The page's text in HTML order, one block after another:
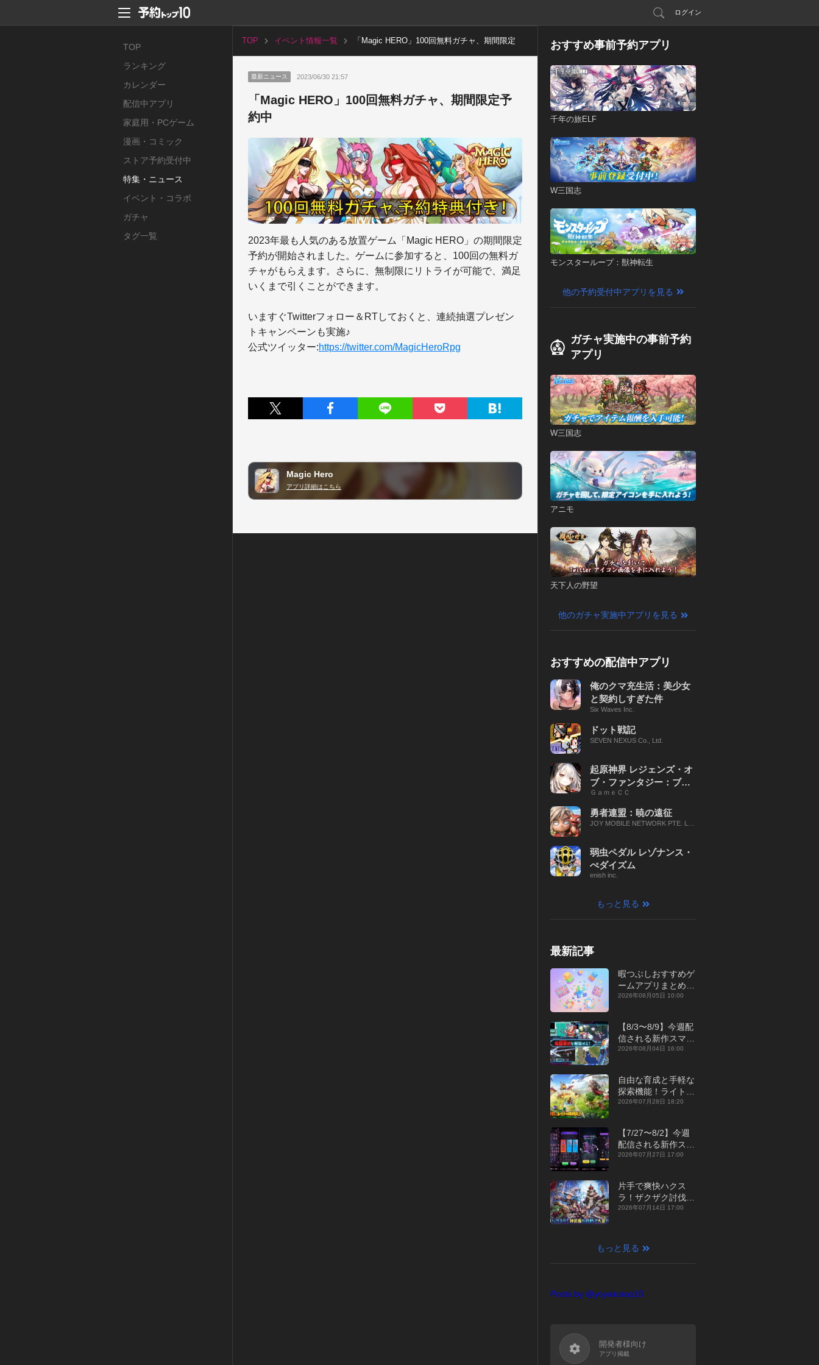
ログイン
TOP
ランキング
カレンダー
配信中アプリ
家庭用・PCゲーム
漫画・コミック
ストア予約受付中
特集・ニュース
イベント・コラボ
ガチャ
タグ一覧
TOP イベント情報一覧
「Magic HERO」100回無料ガチャ、期間限定
最新ニュース 2023/06/30 21:57
「Magic HERO」100回無料ガチャ、期間限定予
約中
2023年最も人気のある放置ゲーム「Magic HERO」の期間限定
予約が開始されました。ゲームに参加すると、100回の無料ガ
チャがもらえます。さらに、無制限にリトライが可能で、満足
いくまで引くことができます。
いますぐTwitterフォロー＆RTしておくと、連続抽選プレゼン
トキャンペーンも実施♪
公式ツイッター:https://twitter.com/MagicHeroRpg
Magic Hero
アプリ詳細はこちら
おすすめ事前予約アプリ
千年の旅ELF
W三国志
モンスターループ：獣神転生
他の予約受付中アプリを見る
ガチャ実施中の事前予約
アプリ
W三国志
アニモ
天下人の野望
他のガチャ実施中アプリを見る
おすすめの配信中アプリ
俺のクマ充生活：美少女
と契約しすぎた件
Six Waves Inc.
ドット戦記
SEVEN NEXUS Co., Ltd.
起原神界 レジェンズ・オ
ブ・ファンタジー：ブレ
イブ X
ＧａｍｅＣＣ
勇者連盟：暁の遠征
JOY MOBILE NETWORK PTE. LT
弱虫ペダル レゾナンス・
ぺダイズム
enish inc.
もっと見る
最新記事
暇つぶしおすすめゲ
ームアプリまとめ｜
オフライン対応あり
2026年08月05日 10:00
【8/3〜8/9】今週配
信される新作スマホ
ゲームをまとめてお
2026年08月04日 16:00
自由な育成と手軽な
探索機能！ライトカ
ジュアルMMORPG
征』【最新作PICKU
P】
2026年07月28日 18:20
【7/27〜8/2】今週
配信される新作スマ
ホゲームをまとめて
年】
2026年07月27日 17:00
片手で爽快ハクス
ラ！ザクザク討伐し
て神装備を集める放
【最新作PICKUP】
2026年07月14日 17:00
もっと見る
Posts by @yoyakutop10
開発者様向け
アプリ掲載